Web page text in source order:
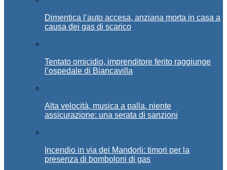
Dimentica l’auto accesa, anziana morta in casa a
causa dei gas di scarico
Tentato omicidio, imprenditore ferito raggiunge
l’ospedale di Biancavilla
Alta velocità, musica a palla, niente
assicurazione: una serata di sanzioni
Incendio in via dei Mandorli: timori per la
presenza di bomboloni di gas